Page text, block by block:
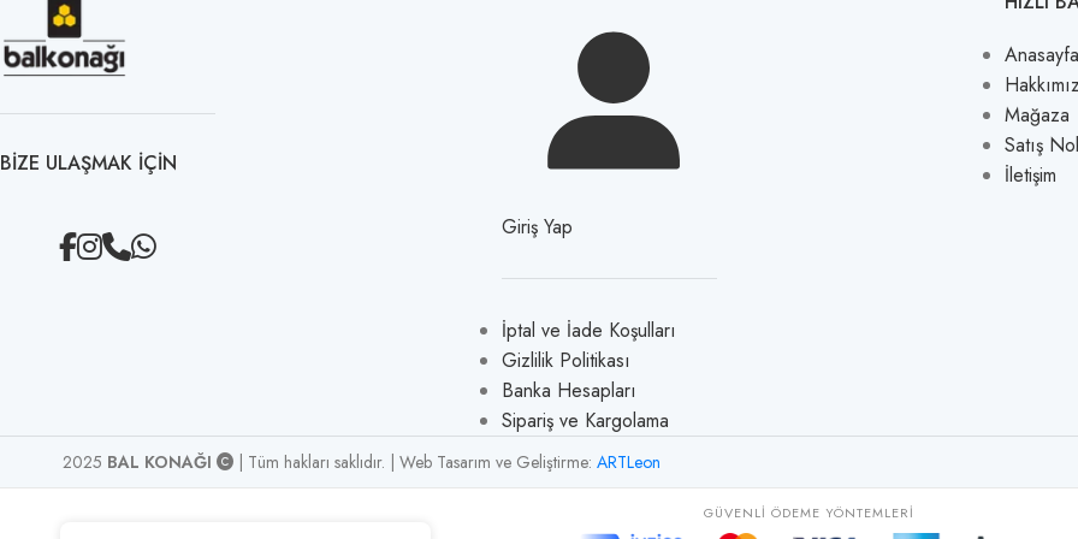
BIZE ULAŞMAK IÇIN
Giriş Yap
İptal ve İade Koşulları
Gizlilik Politikası
Banka Hesapları
Sipariş ve Kargolama
Anasayfa
Mağaza
Satış
İletişim
2025 BAL KONAĞI | Tüm hakları saklıdır. | Web Tasarım ve Geliştirme: ARTLeon
GÜVENLI ÖDEME YÖNTEMLERI